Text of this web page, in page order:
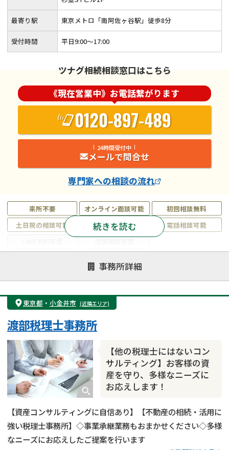
来所不要 オンライン面談可能
初回相談無料
土日祝の相談可能
19時以降電話可能
電話相談可能
遺言書作成・遺言執行
相続放棄
相続登記
遺産分割
遺留分侵害額請求
相続税申告
相続手続き
銀行手続き
成年後見・任意後見
相続人調査
相続トラブル
続きを読む
最寄り駅 東京メトロ「南阿佐ヶ谷駅」徒歩8分
受付時間 平日9:00～17:00
ツナグ相続相談窓口はこちら
《現在営業中》お電話繋がります
0120-897-489
24時間受付中
メールで問合せ
専門家への相談の流れ
事務所詳細
東京都 ・ 小金井市 (近隣エリア)
【他の税理士にはないコン
サルティング】お客様の資
産を守り、多様なニーズに
お応えします！
渡部税理士事務所
【資産コンサルティングに自信あり】【不動産の相続・活用に
強い税理士事務所】◇事業承継業務もおまかせください◇多様
なニーズにお応えしたご提案を行います